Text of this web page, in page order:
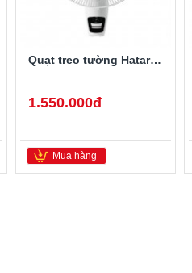
Quạt treo tường Hatari HF-W18R1
1.550.000đ
Mua hàng